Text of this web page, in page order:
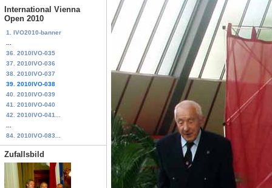
International Vienna
Open 2010
1. IVO2010-banner
36. 2010IVO-035
37. 2010IVO-036
38. 2010IVO-037
39. 2010IVO-038
40. 2010IVO-039
41. 2010IVO-040
42. 2010IVO-041...
84. 2010IVO-083...
Zufallsbild